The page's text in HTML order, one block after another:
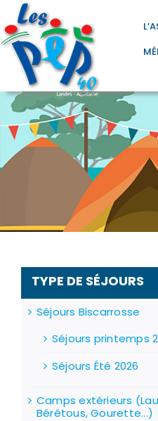
principal
Passer
contenu
TYPE DE SÉJOURS
Séjours Biscarrosse
Séjours printemps
Séjours Été 2026
Camps extérieurs
Bérétous, Gourette...)